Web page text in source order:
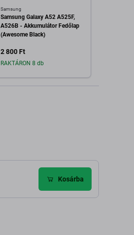
Samsung
Samsung Galaxy A52 A525F,
A526B - Akkumulátor Fedőlap
(Awesome Black)
2 800 Ft
RAKTÁRON 8 db
Kosárba